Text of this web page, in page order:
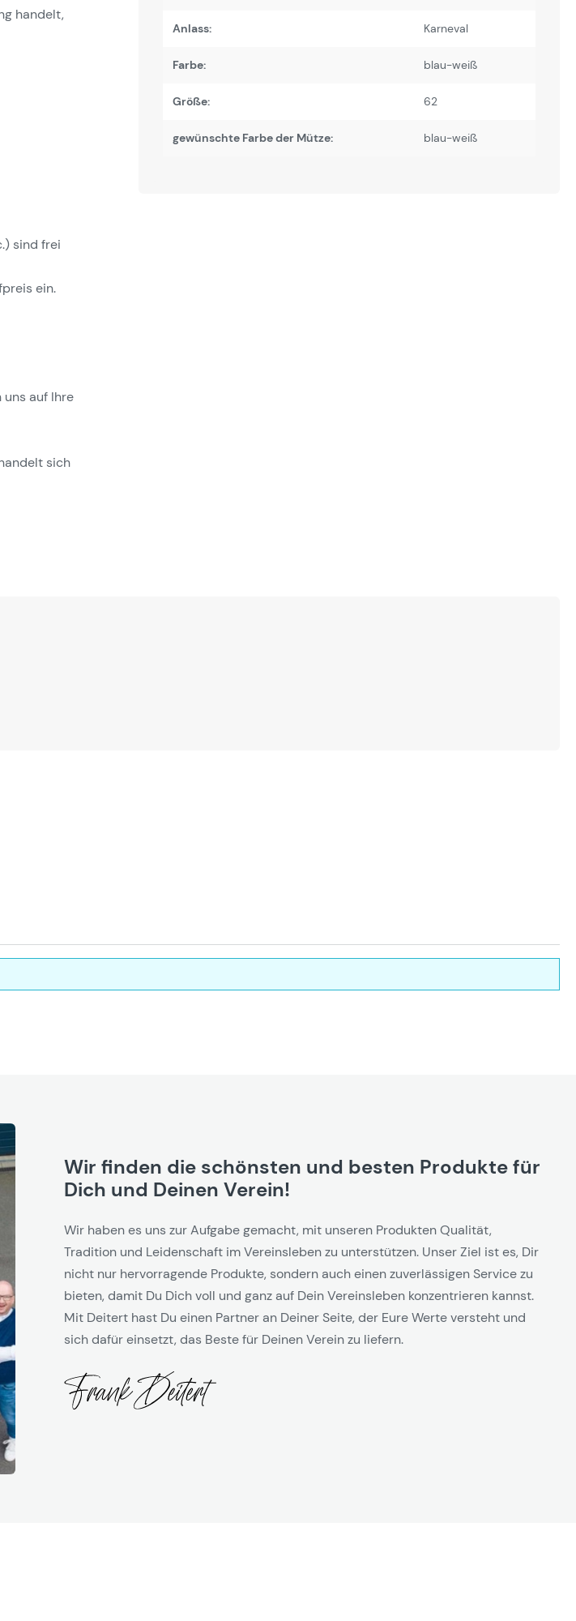
handelt,
sind frei
ein.
uns auf Ihre
sich
Anlass: Karneval
Farbe: blau-weiß
Größe: 62
gewünschte Farbe der Mütze: blau-weiß
Wir finden die schönsten und besten Produkte für
Dich und Deinen Verein!
Wir haben es uns zur Aufgabe gemacht, mit unseren Produkten Qualität,
Tradition und Leidenschaft im Vereinsleben zu unterstützen. Unser Ziel ist es, Dir
nicht nur hervorragende Produkte, sondern auch einen zuverlässigen Service zu
bieten, damit Du Dich voll und ganz auf Dein Vereinsleben konzentrieren kannst.
Mit Deitert hast Du einen Partner an Deiner Seite, der Eure Werte versteht und
sich dafür einsetzt, das Beste für Deinen Verein zu liefern.